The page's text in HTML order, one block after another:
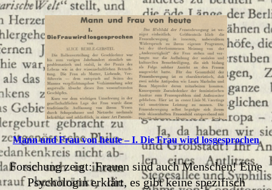
Mann und Frau von heute – I. Die Frau wird losgesprochen
Forschung zeigt: Frauen sind auch Menschen! Eine
Psychologin erklärt, es gibt keine spezifisch